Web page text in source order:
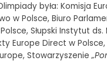
była: Komisja
w Polsce, Biuro
Słupski Instytut ds.
Europe Direct w Polsce,
Stowarzyszenie